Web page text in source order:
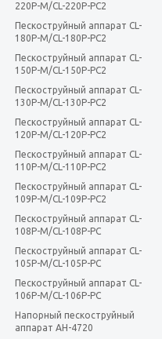
220P-M/CL-220P-PC2
Пескоструйный аппарат CL-
180P-M/CL-180P-PC2
Пескоструйный аппарат CL-
150P-M/CL-150P-PC2
Пескоструйный аппарат CL-
130P-M/CL-130P-PC2
Пескоструйный аппарат CL-
120P-M/CL-120P-PC2
Пескоструйный аппарат CL-
110P-M/CL-110P-PC2
Пескоструйный аппарат CL-
109P-M/CL-109P-PC2
Пескоструйный аппарат CL-
108P-M/CL-108P-PC
Пескоструйный аппарат CL-
105P-M/CL-105P-PC
Пескоструйный аппарат CL-
106P-M/CL-106P-PC
Напорный пескоструйный
аппарат AH-4720